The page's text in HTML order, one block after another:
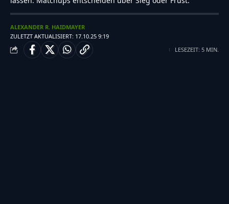
ZULETZT AKTUALISIERT: 17.10.25 9:19
ALEXANDER R. HAIDMAYER
LESEZEIT: 5 MIN.